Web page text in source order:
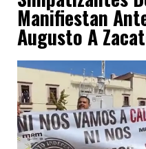
Manifiestan
Augusto A